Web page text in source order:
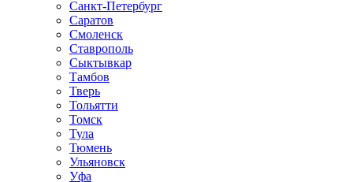
Санкт-Петербург
Саратов
Смоленск
Ставрополь
Сыктывкар
Тамбов
Тверь
Тольятти
Томск
Тула
Тюмень
Ульяновск
Уфа